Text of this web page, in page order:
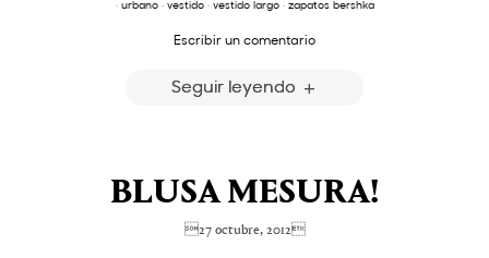
· urbano· vestido· vestido largo· zapatos bershka
Escribir un comentario
Seguir leyendo
BLUSA MESURA!
27 octubre, 2012